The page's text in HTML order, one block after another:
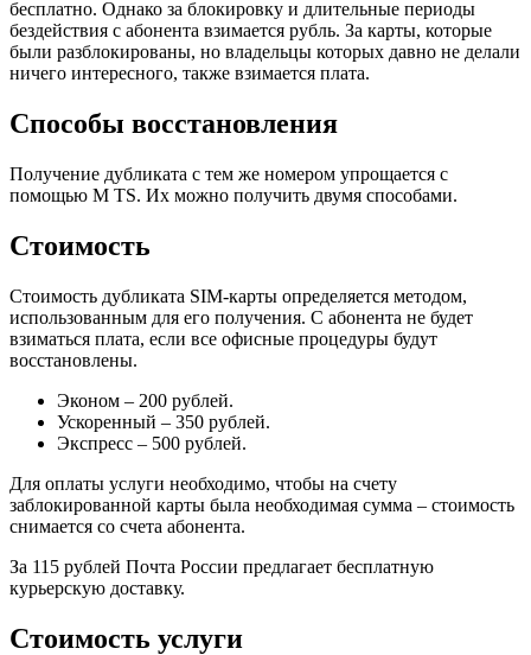
бесплатно. Однако за блокировку и длительные периоды
бездействия с абонента взимается рубль. За карты, которые
были разблокированы, но владельцы которых давно не делали
ничего интересного, также взимается плата.
Способы восстановления
Получение дубликата с тем же номером упрощается с
помощью M TS. Их можно получить двумя способами.
Стоимость
Стоимость дубликата SIM-карты определяется методом,
использованным для его получения. С абонента не будет
взиматься плата, если все офисные процедуры будут
восстановлены.
Эконом – 200 рублей.
Ускоренный – 350 рублей.
Экспресс – 500 рублей.
Для оплаты услуги необходимо, чтобы на счету
заблокированной карты была необходимая сумма – стоимость
снимается со счета абонента.
За 115 рублей Почта России предлагает бесплатную
курьерскую доставку.
Стоимость услуги